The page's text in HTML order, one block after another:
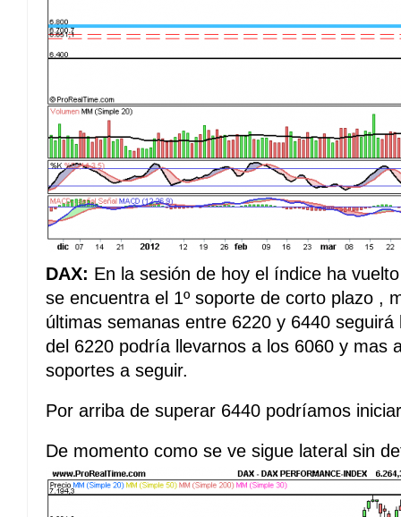
DAX: En la sesión de hoy el índice ha
se encuentra el 1º soporte de corto plazo ,
últimas semanas entre 6220 y 6440
del 6220 podría llevarnos a los 6060 y mas
soportes a seguir.
Por arriba de superar 6440 podríamos
De momento como se ve sigue lateral sin